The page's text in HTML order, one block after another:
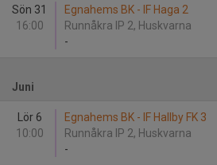
Sön 31
16:00
Egnahems BK - IF Haga 2
Runnåkra IP 2, Huskvarna
-
Juni
Lör 6
10:00
Egnahems BK - IF Hallby FK 3
Runnåkra IP 2, Huskvarna
-